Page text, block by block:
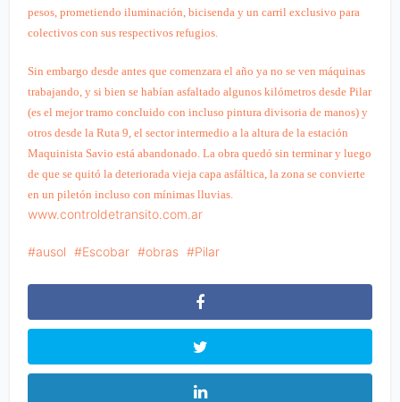
pesos, prometiendo iluminación, bicisenda y un carril exclusivo para
colectivos con sus respectivos refugios.
Sin embargo desde antes que comenzara el año ya no se ven máquinas
trabajando, y si bien se habían asfaltado algunos kilómetros desde Pilar
(es el mejor tramo concluido con incluso pintura divisoria de manos) y
otros desde la Ruta 9, el sector intermedio a la altura de la estación
Maquinista Savio está abandonado. La obra quedó sin terminar y luego
de que se quitó la deteriorada vieja capa asfáltica, la zona se convierte
en un piletón incluso con mínimas lluvias.
www.controldetransito.com.ar
ausol Escobar obras Pilar